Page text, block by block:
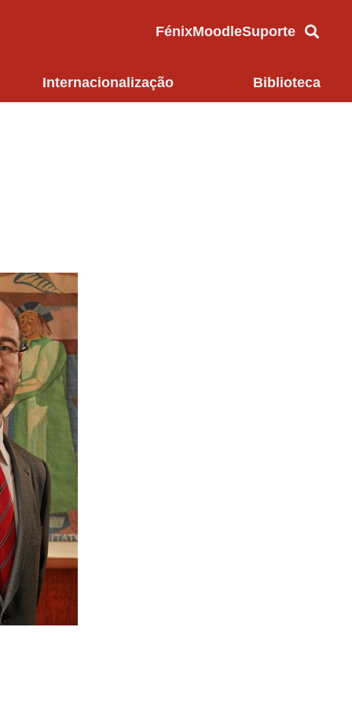
FénixMoodleSuporte
Internacionalização Biblioteca